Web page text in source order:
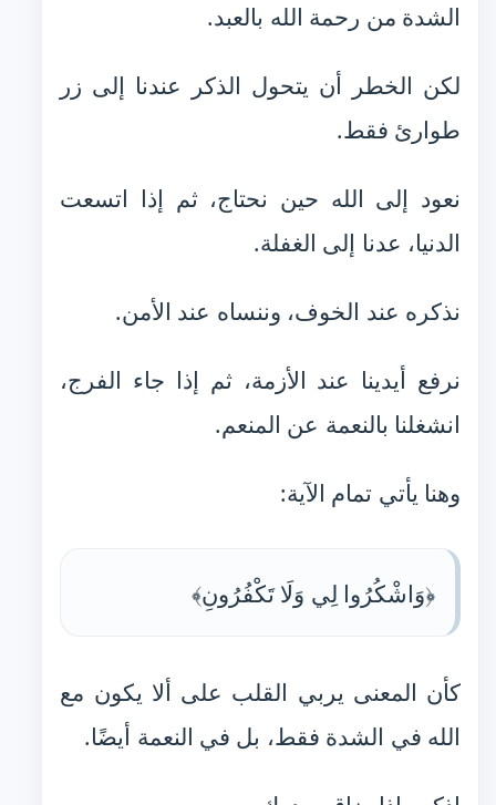
الشدة من رحمة الله بالعبد.
لكن الخطر أن يتحول الذكر عندنا إلى زر
طوارئ فقط.
نعود إلى الله حين نحتاج، ثم إذا اتسعت
الدنيا، عدنا إلى الغفلة.
نذكره عند الخوف، وننساه عند الأمن.
نرفع أيدينا عند الأزمة، ثم إذا جاء الفرج،
انشغلنا بالنعمة عن المنعم.
وهنا يأتي تمام الآية:
﴿وَاشْكُرُوا لِي وَلَا تَكْفُرُونِ﴾
كأن المعنى يربي القلب على ألا يكون مع
الله في الشدة فقط، بل في النعمة أيضًا.